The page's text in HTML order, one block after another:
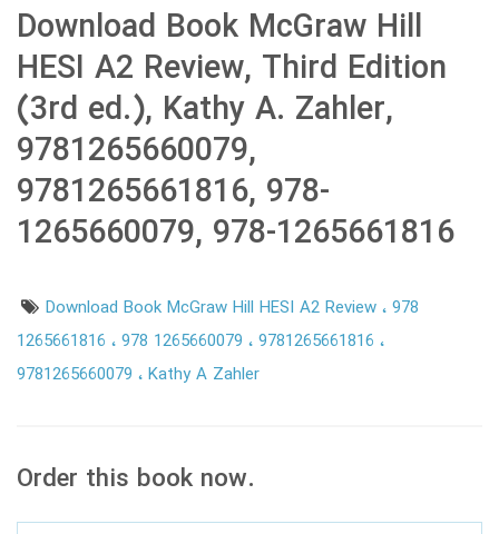
Download Book McGraw Hill
HESI A2 Review, Third Edition
(3rd ed.), Kathy A. Zahler,
9781265660079,
9781265661816, 978-
1265660079, 978-1265661816
Download Book McGraw Hill HESI A2 Review 978
1265661816
978 1265660079
9781265661816
9781265660079
Kathy A Zahler
Order this book now.